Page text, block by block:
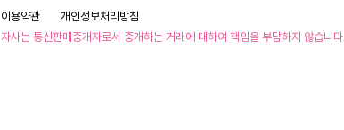
이용약관
개인정보처리방침
자사는 통신판매중개자로서 중개하는 거래에 대하여 책임을 부담하지 않습니다.